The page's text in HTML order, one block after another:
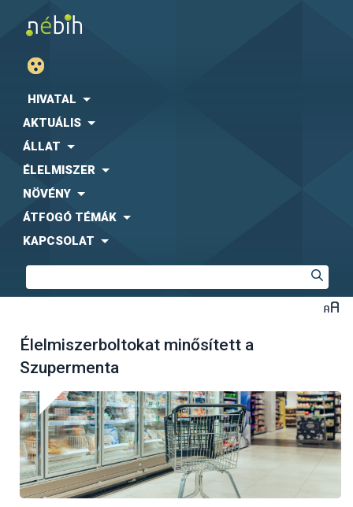
HIVATAL
AKTUÁLIS
ÁLLAT
ÉLELMISZER
NÖVÉNY
ÁTFOGÓ TÉMÁK
KAPCSOLAT
Élelmiszerboltokat minősített a
Szupermenta